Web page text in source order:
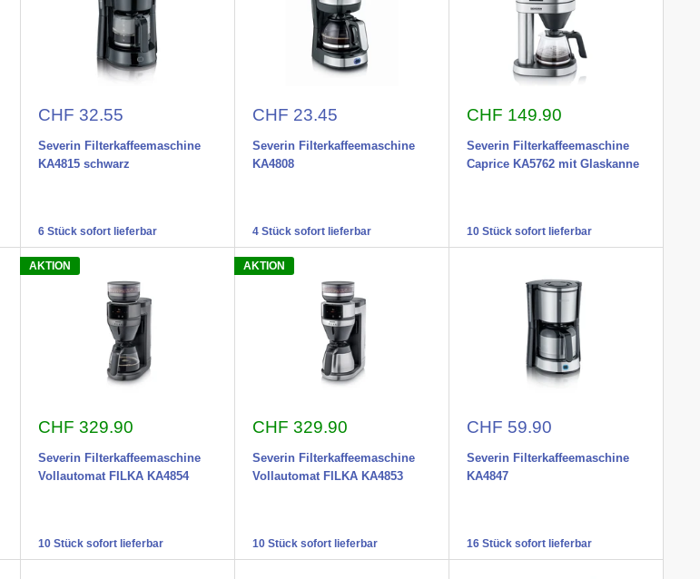
Aktionspreis
CHF 32.55
Severin Filterkaffeemaschine
KA4815 schwarz
6 Stück sofort lieferbar
Aktionspreis
CHF 23.45
Severin Filterkaffeemaschine
KA4808
4 Stück sofort lieferbar
Aktionspreis
CHF 149.90
Severin Filterkaffeemaschine
Caprice KA5762 mit Glaskanne
10 Stück sofort lieferbar
AKTION
Aktionspreis
CHF 329.90
Severin Filterkaffeemaschine
Vollautomat FILKA KA4854
10 Stück sofort lieferbar
AKTION
Aktionspreis
CHF 329.90
Severin Filterkaffeemaschine
Vollautomat FILKA KA4853
10 Stück sofort lieferbar
Aktionspreis
CHF 59.90
Severin Filterkaffeemaschine
KA4847
16 Stück sofort lieferbar